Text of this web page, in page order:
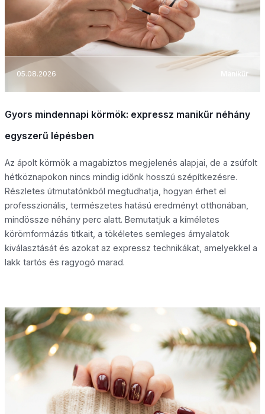
05.08.2026 Manikűr
Gyors mindennapi körmök: expressz manikűr néhány
egyszerű lépésben
Az ápolt körmök a magabiztos megjelenés alapjai, de a zsúfolt
hétköznapokon nincs mindig időnk hosszú szépítkezésre.
Részletes útmutatónkból megtudhatja, hogyan érhet el
professzionális, természetes hatású eredményt otthonában,
mindössze néhány perc alatt. Bemutatjuk a kíméletes
körömformázás titkait, a tökéletes semleges árnyalatok
kiválasztását és azokat az expressz technikákat, amelyekkel a
lakk tartós és ragyogó marad.